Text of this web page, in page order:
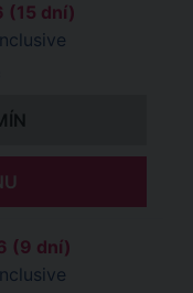
(15 dní)
(9 dní)